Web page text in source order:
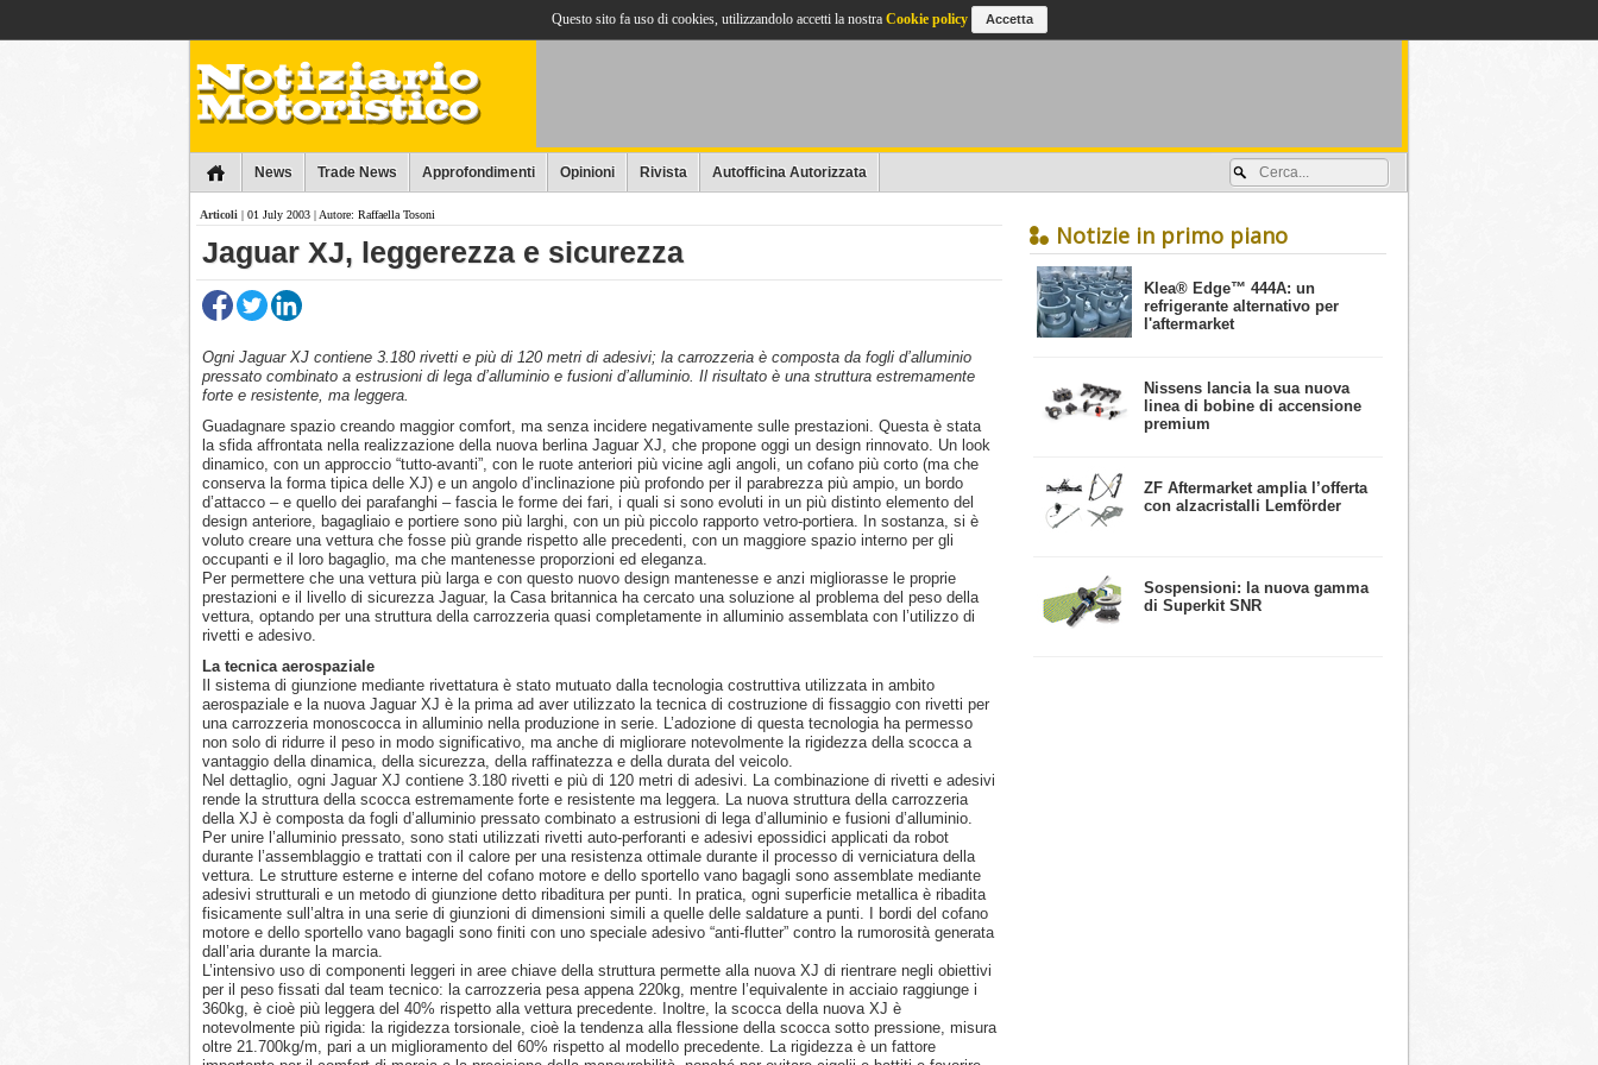
News Trade News Approfondimenti Opinioni Rivista Autofficina Autorizzata
Notizie in primo piano
​Klea® Edge™ 444A: un
refrigerante alternativo per
l'aftermarket
Nissens lancia la sua nuova
linea di bobine di accensione
premium
ZF Aftermarket amplia l’offerta
con alzacristalli Lemförder
​Sospensioni: la nuova gamma
di Superkit SNR
Articoli | 01 July 2003 | Autore: Raffaella Tosoni
Jaguar XJ, leggerezza e sicurezza
Ogni Jaguar XJ contiene 3.180 rivetti e più di 120 metri di adesivi; la carrozzeria è composta da fogli d’alluminio
pressato combinato a estrusioni di lega d’alluminio e fusioni d’alluminio. Il risultato è una struttura estremamente
forte e resistente, ma leggera.
Guadagnare spazio creando maggior comfort, ma senza incidere negativamente sulle prestazioni. Questa è stata
la sfida affrontata nella realizzazione della nuova berlina Jaguar XJ, che propone oggi un design rinnovato. Un look
dinamico, con un approccio “tutto-avanti”, con le ruote anteriori più vicine agli angoli, un cofano più corto (ma che
conserva la forma tipica delle XJ) e un angolo d’inclinazione più profondo per il parabrezza più ampio, un bordo
d’attacco – e quello dei parafanghi – fascia le forme dei fari, i quali si sono evoluti in un più distinto elemento del
design anteriore, bagagliaio e portiere sono più larghi, con un più piccolo rapporto vetro-portiera. In sostanza, si è
voluto creare una vettura che fosse più grande rispetto alle precedenti, con un maggiore spazio interno per gli
occupanti e il loro bagaglio, ma che mantenesse proporzioni ed eleganza.
Per permettere che una vettura più larga e con questo nuovo design mantenesse e anzi migliorasse le proprie
prestazioni e il livello di sicurezza Jaguar, la Casa britannica ha cercato una soluzione al problema del peso della
vettura, optando per una struttura della carrozzeria quasi completamente in alluminio assemblata con l’utilizzo di
rivetti e adesivo.
La tecnica aerospaziale
Il sistema di giunzione mediante rivettatura è stato mutuato dalla tecnologia costruttiva utilizzata in ambito
aerospaziale e la nuova Jaguar XJ è la prima ad aver utilizzato la tecnica di costruzione di fissaggio con rivetti per
una carrozzeria monoscocca in alluminio nella produzione in serie. L’adozione di questa tecnologia ha permesso
non solo di ridurre il peso in modo significativo, ma anche di migliorare notevolmente la rigidezza della scocca a
vantaggio della dinamica, della sicurezza, della raffinatezza e della durata del veicolo.
Nel dettaglio, ogni Jaguar XJ contiene 3.180 rivetti e più di 120 metri di adesivi. La combinazione di rivetti e adesivi
rende la struttura della scocca estremamente forte e resistente ma leggera. La nuova struttura della carrozzeria
della XJ è composta da fogli d’alluminio pressato combinato a estrusioni di lega d’alluminio e fusioni d’alluminio.
Per unire l’alluminio pressato, sono stati utilizzati rivetti auto-perforanti e adesivi epossidici applicati da robot
durante l’assemblaggio e trattati con il calore per una resistenza ottimale durante il processo di verniciatura della
vettura. Le strutture esterne e interne del cofano motore e dello sportello vano bagagli sono assemblate mediante
adesivi strutturali e un metodo di giunzione detto ribaditura per punti. In pratica, ogni superficie metallica è ribadita
fisicamente sull’altra in una serie di giunzioni di dimensioni simili a quelle delle saldature a punti. I bordi del cofano
motore e dello sportello vano bagagli sono finiti con uno speciale adesivo “anti-flutter” contro la rumorosità generata
dall’aria durante la marcia.
L’intensivo uso di componenti leggeri in aree chiave della struttura permette alla nuova XJ di rientrare negli obiettivi
per il peso fissati dal team tecnico: la carrozzeria pesa appena 220kg, mentre l’equivalente in acciaio raggiunge i
360kg, è cioè più leggera del 40% rispetto alla vettura precedente. Inoltre, la scocca della nuova XJ è
notevolmente più rigida: la rigidezza torsionale, cioè la tendenza alla flessione della scocca sotto pressione, misura
oltre 21.700kg/m, pari a un miglioramento del 60% rispetto al modello precedente. La rigidezza è un fattore
Questo sito fa uso di cookies, utilizzandolo accetti la nostra Cookie policy Accetta